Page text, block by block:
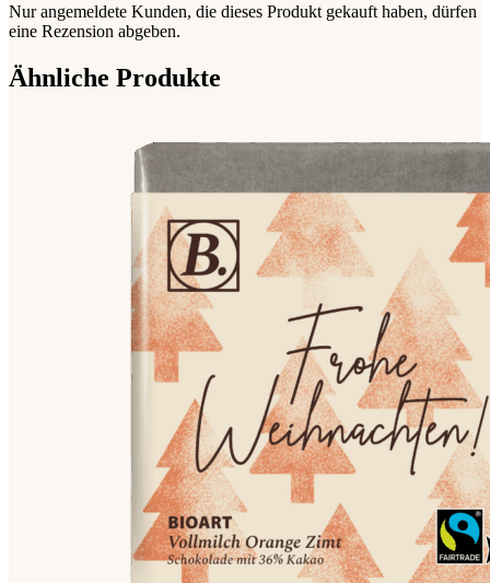
Nur angemeldete Kunden, die dieses Produkt gekauft haben, dürfen
eine Rezension abgeben.
Ähnliche Produkte